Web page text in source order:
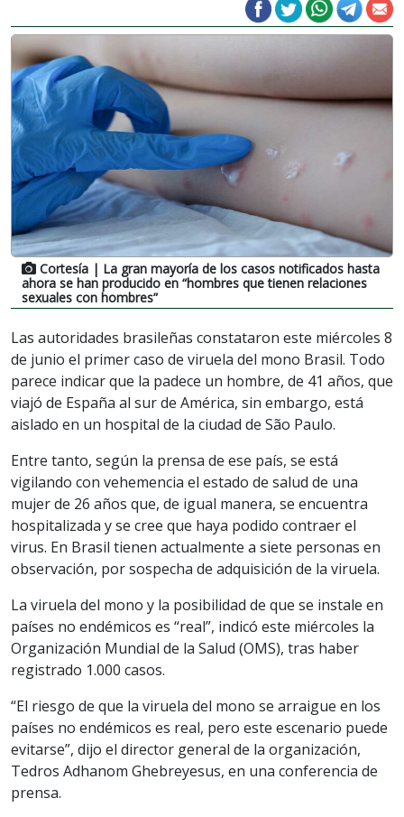
Cortesía | La gran mayoría de los casos notificados hasta
ahora se han producido en “hombres que tienen relaciones
sexuales con hombres”
Las autoridades brasileñas constataron este miércoles 8
de junio el primer caso de viruela del mono Brasil. Todo
parece indicar que la padece un hombre, de 41 años, que
viajó de España al sur de América, sin embargo, está
aislado en un hospital de la ciudad de São Paulo.
Entre tanto, según la prensa de ese país, se está
vigilando con vehemencia el estado de salud de una
mujer de 26 años que, de igual manera, se encuentra
hospitalizada y se cree que haya podido contraer el
virus. En Brasil tienen actualmente a siete personas en
observación, por sospecha de adquisición de la viruela.
La viruela del mono y la posibilidad de que se instale en
países no endémicos es “real”, indicó este miércoles la
Organización Mundial de la Salud (OMS), tras haber
registrado 1.000 casos.
“El riesgo de que la viruela del mono se arraigue en los
países no endémicos es real, pero este escenario puede
evitarse”, dijo el director general de la organización,
Tedros Adhanom Ghebreyesus, en una conferencia de
prensa.